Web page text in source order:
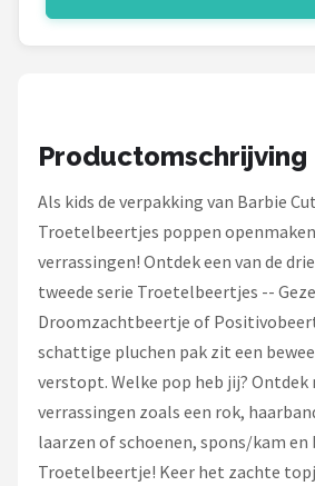
Productomschrijving
Als kids de verpakking van Barbie
Troetelbeertjes poppen
verrassingen! Ontdek een van de
tweede serie Troetelbeertjes --
Droomzachtbeertje of
schattige pluchen pak zit een
verstopt. Welke pop heb jij? Ontdek
verrassingen zoals een rok,
laarzen of schoenen, spons/kam en
Troetelbeertje! Keer het zachte